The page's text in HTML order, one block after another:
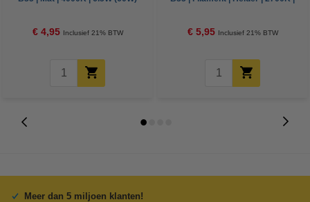
€ 4,95 Inclusief 21% BTW € 5,95 Inclusief 21% BTW
Meer dan 5 miljoen klanten!